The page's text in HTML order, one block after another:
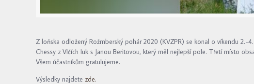
Z loňska odložený Rožmberský pohár 2020 (KVZPR) se konal o víkendu 2.-
Chessy z Vlčích luk s Janou Beritovou, který měl nejlepší pole. Třetí místo
Všem účastníkům gratulujeme.
Výsledky najdete zde.